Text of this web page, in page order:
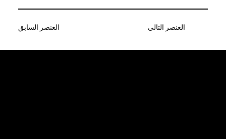
العنصر السابق العنصر التالي